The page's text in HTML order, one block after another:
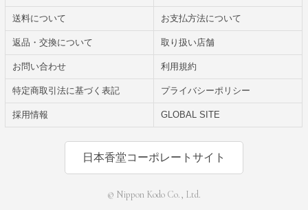
送料について お支払方法について
返品・交換について 取り扱い店舗
お問い合わせ 利用規約
特定商取引法に基づく表記 プライバシーポリシー
採用情報 GLOBAL SITE
日本香堂コーポレートサイト
© Nippon Kodo Co., Ltd.